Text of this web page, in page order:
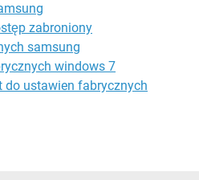
zabroniony
samsung
windows 7
ustawien fabrycznych